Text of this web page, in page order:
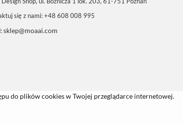
się z nami:+48 608 008 995
sklep@moaai.com
do plików cookies w Twojej przeglądarce internetowej.